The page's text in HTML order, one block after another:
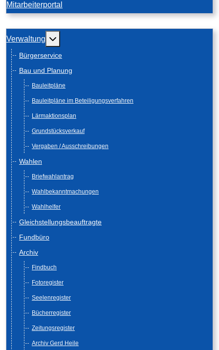
Mitarbeiterportal
Verwaltung Weitere Informationen: Verwaltung
Bürgerservice
Bau und Planung
Bauleitpläne
Bauleitpläne im Beteiligungsverfahren
Lärmaktionsplan
Grundstücksverkauf
Vergaben / Ausschreibungen
Wahlen
Briefwahlantrag
Wahlbekanntmachungen
Wahlhelfer
Gleichstellungsbeauftragte
Fundbüro
Archiv
Findbuch
Fotoregister
Seelenregister
Bücherregister
Zeitungsregister
Archiv Gerd Heile